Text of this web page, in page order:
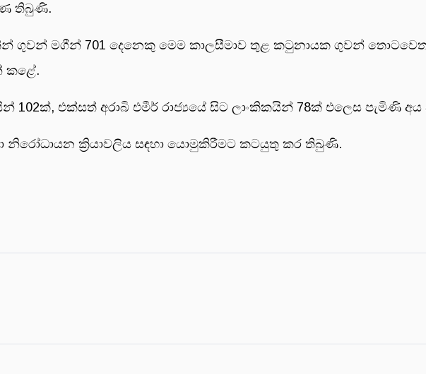
තිබුණි.
ගුවන් මගීන් 701 දෙනෙකු මෙම කාලසීමාව තුළ කටුනායක ගුවන්
කළේ.
102ක්, එක්සත් අරාබි එමීර් රාජ්‍යයේ සිට ලාංකිකයින් 78ක් එලෙස පැමිණි අය
නිරෝධායන ක්‍රියාවලිය සඳහා යොමුකිරීමට කටයුතු කර තිබුණි.